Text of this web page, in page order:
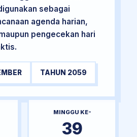
sebagai
agenda harian,
pengecekan hari
TAHUN 2059
MINGGU KE-
39